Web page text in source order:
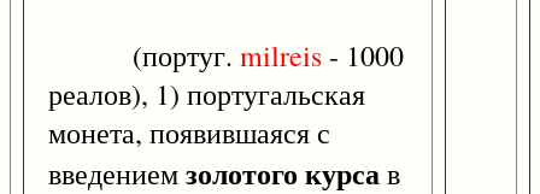
(португ. milreis - 1000
реалов), 1) португальская
монета, появившаяся с
введениемзолотого курсав